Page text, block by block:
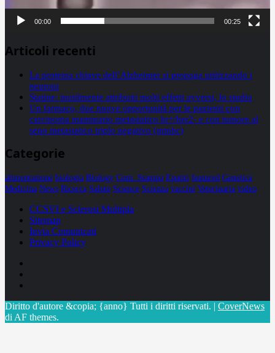
00:00 00:25
Articoli recenti
La proteina chiave dell’Alzheimer si propaga utilizzando i
neuroni
Statine: inutilmente attribuiti molti effetti avversi, lo studio
Un farmaco, due nuove opportunità per le pazienti con
carcinoma mammario metastatico hr+/her2- e con tumore al
seno metastatico triplo negativo (mtnbc)
Categorie
alimentazione biologia Biology Com. Stampa Epatiti featured Genetica
Medicina News Ricerca Salute Science Scienza vaccini Veterinaria video
CCSVI e Sclerosi Multipla
Sitemap
Invia Comunicati
Privacy Policy
Diritto d'autore &copia; {anno} Tutti i diritti riservati. | CoverNews
di AF themes.